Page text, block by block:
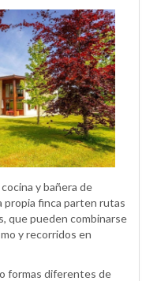
y bañera de
propia finca parten rutas
que pueden combinarse
y recorridos en
formas diferentes de